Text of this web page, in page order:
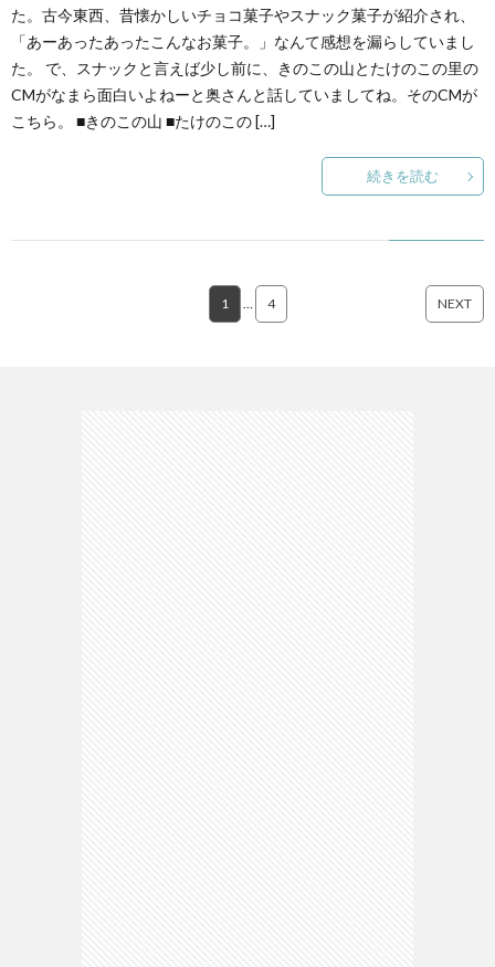
た。古今東西、昔懐かしいチョコ菓子やスナック菓子が紹介され、
「あーあったあったこんなお菓子。」なんて感想を漏らしていまし
た。 で、スナックと言えば少し前に、きのこの山とたけのこの里の
CMがなまら面白いよねーと奥さんと話していましてね。そのCMが
こちら。 ■きのこの山 ■たけのこの […]
続きを読む
1 … 4 NEXT